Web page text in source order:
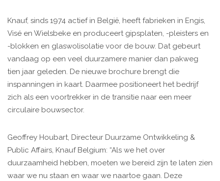
Knauf, sinds 1974 actief in België, heeft fabrieken in Engis,
Visé en Wielsbeke en produceert gipsplaten, -pleisters en
-blokken en glaswolisolatie voor de bouw. Dat gebeurt
vandaag op een veel duurzamere manier dan pakweg
tien jaar geleden. De nieuwe brochure brengt die
inspanningen in kaart. Daarmee positioneert het bedrijf
zich als een voortrekker in de transitie naar een meer
circulaire bouwsector.
Geoffrey Houbart, Directeur Duurzame Ontwikkeling &
Public Affairs, Knauf Belgium: “Als we het over
duurzaamheid hebben, moeten we bereid zijn te laten zien
waar we nu staan en waar we naartoe gaan. Deze